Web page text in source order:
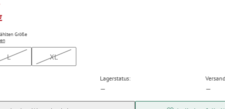
Größe
L XL
Lagerstatus:
— —